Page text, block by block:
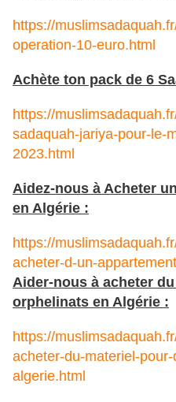
https://
operation-10-euro.html
Achète ton pack de 6
https://
sadaquah-jariya-pour-le-
2023.html
Aidez-nous à Acheter
en Algérie :
https://
acheter-d-un-
Aider-nous à acheter
orphelinats en Algérie :
https://
acheter-du-materiel-
algerie.html